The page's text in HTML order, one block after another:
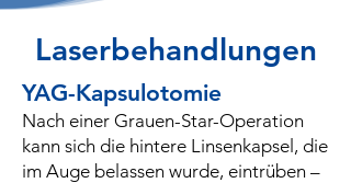
Laserbehandlungen
YAG-Kapsulotomie
Nach einer Grauen-Star-Operation
kann sich die hintere Linsenkapsel, die
im Auge belassen wurde, eintrüben –